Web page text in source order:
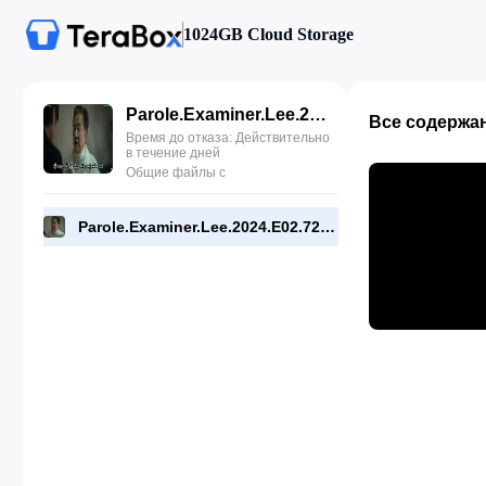
1024GB Cloud Storage
Parole.Examiner.Lee.2024.E02.720p.WEB.[RMC].mp4
Время до отказа: Действительно
в течение дней
Общие файлы с
Parole.Examiner.Lee.2024.E02.720p.WEB.[RMC].mp4
Все